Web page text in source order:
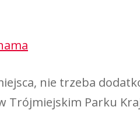
nie trzeba
Trójmiejskim Parku